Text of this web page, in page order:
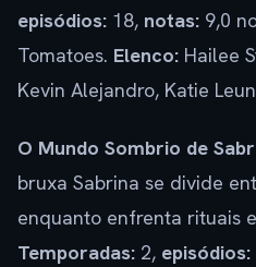
episódios: 18, notas: 9,0
Tomatoes. Elenco: Hailee
Kevin Alejandro, Katie
O Mundo Sombrio de
bruxa Sabrina se divide
enquanto enfrenta rituais
Temporadas: 2, episódios: